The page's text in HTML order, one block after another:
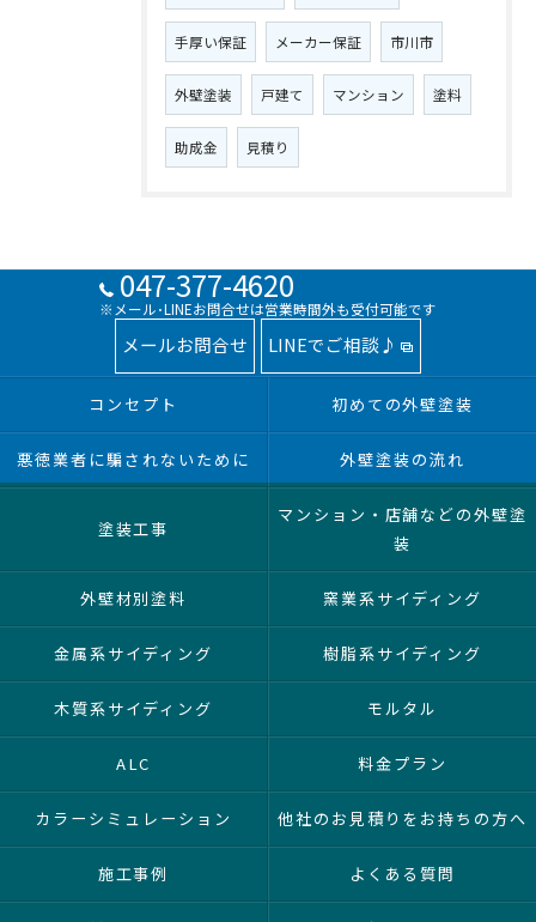
手厚い保証 メーカー保証 市川市
外壁塗装 戸建て マンション 塗料
助成金 見積り
047-377-4620
※メール･LINEお問合せは営業時間外も受付可能です
メールお問合せ LINEでご相談♪
コンセプト 初めての外壁塗装
悪徳業者に騙されないために 外壁塗装の流れ
塗装工事
マンション・店舗などの外壁塗
装
外壁材別塗料 窯業系サイディング
金属系サイディング 樹脂系サイディング
木質系サイディング モルタル
ALC 料金プラン
カラーシミュレーション 他社のお見積りをお持ちの方へ
施工事例 よくある質問